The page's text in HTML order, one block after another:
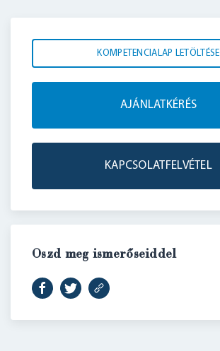
KOMPETENCIALAP LETÖLTÉSE
AJÁNLATKÉRÉS
KAPCSOLATFELVÉTEL
Oszd meg ismerőseiddel